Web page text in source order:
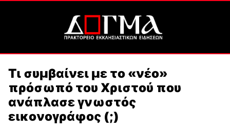
Τι συμβαίνει με το «νέο»
πρόσωπό του Χριστού που
ανάπλασε γνωστός
εικονογράφος (;)